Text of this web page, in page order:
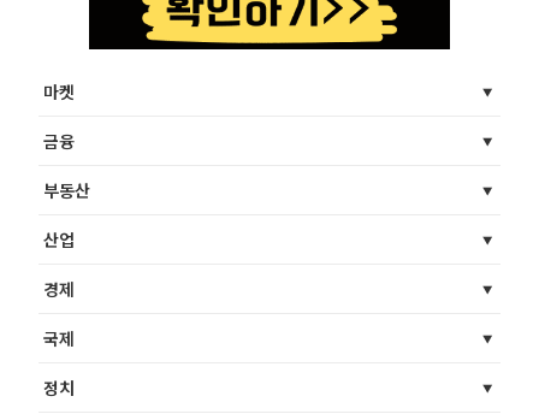
마켓
금융
부동산
산업
경제
국제
정치